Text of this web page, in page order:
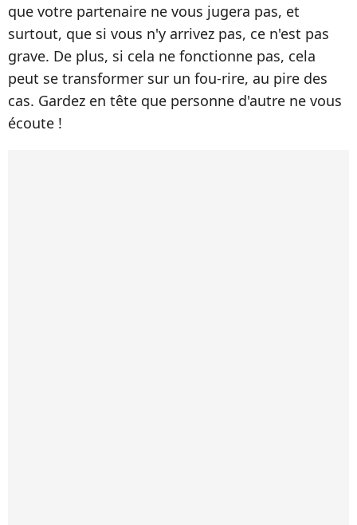
que votre partenaire ne vous jugera pas, et
surtout, que si vous n'y arrivez pas, ce n'est pas
grave. De plus, si cela ne fonctionne pas, cela
peut se transformer sur un fou-rire, au pire des
cas. Gardez en tête que personne d'autre ne vous
écoute !